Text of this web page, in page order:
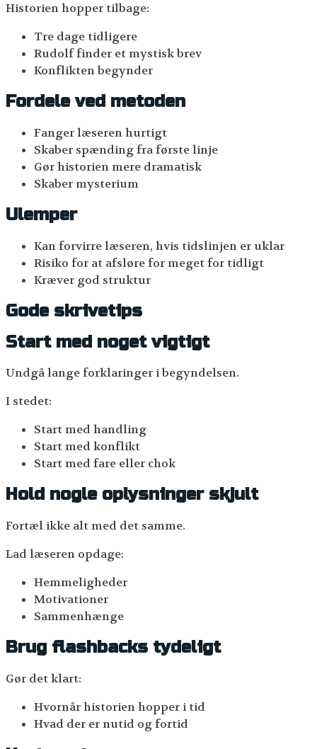
Historien hopper tilbage:
Tre dage tidligere
Rudolf finder et mystisk brev
Konflikten begynder
Fordele ved metoden
Fanger læseren hurtigt
Skaber spænding fra første linje
Gør historien mere dramatisk
Skaber mysterium
Ulemper
Kan forvirre læseren, hvis tidslinjen er uklar
Risiko for at afsløre for meget for tidligt
Kræver god struktur
Gode skrivetips
Start med noget vigtigt
Undgå lange forklaringer i begyndelsen.
I stedet:
Start med handling
Start med konflikt
Start med fare eller chok
Hold nogle oplysninger skjult
Fortæl ikke alt med det samme.
Lad læseren opdage:
Hemmeligheder
Motivationer
Sammenhænge
Brug flashbacks tydeligt
Gør det klart:
Hvornår historien hopper i tid
Hvad der er nutid og fortid